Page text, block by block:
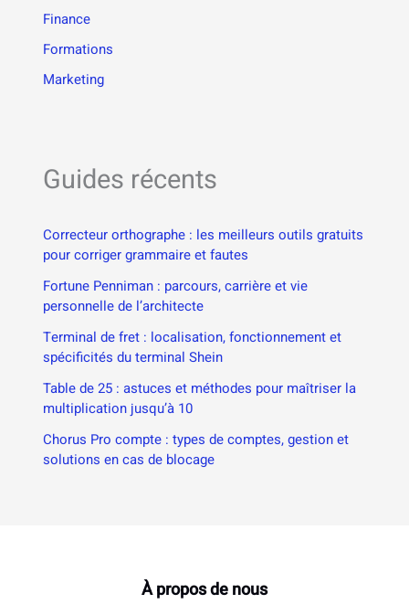
Finance
Formations
Marketing
Guides récents
Correcteur orthographe : les meilleurs outils gratuits
pour corriger grammaire et fautes
Fortune Penniman : parcours, carrière et vie
personnelle de l’architecte
Terminal de fret : localisation, fonctionnement et
spécificités du terminal Shein
Table de 25 : astuces et méthodes pour maîtriser la
multiplication jusqu’à 10
Chorus Pro compte : types de comptes, gestion et
solutions en cas de blocage
À propos de nous